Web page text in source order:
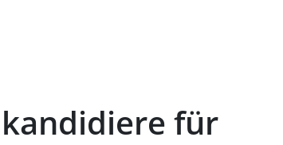
für